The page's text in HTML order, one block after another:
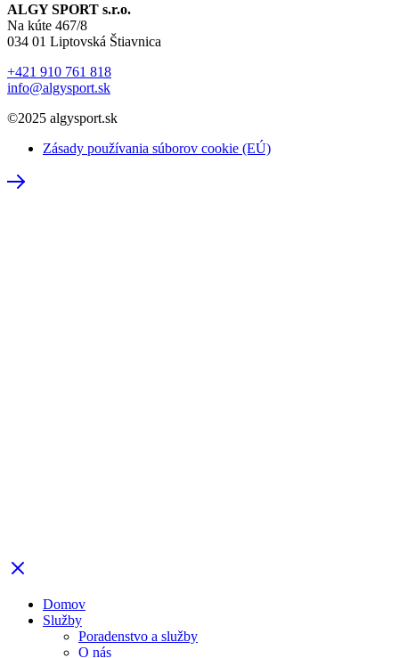
ALGY SPORT s.r.o.
Na kúte 467/8
034 01 Liptovská Štiavnica
+421 910 761 818
info@algysport.sk
©2025 algysport.sk
Zásady používania súborov cookie (EÚ)
Domov
Služby
Poradenstvo a služby
O nás